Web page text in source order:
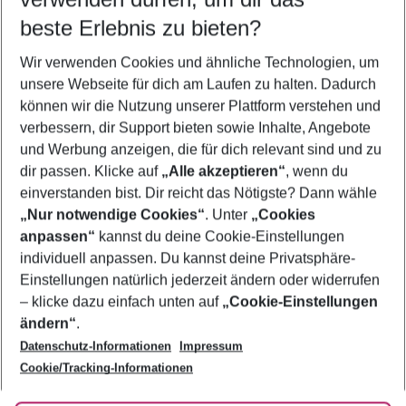
5-8 Nächte
2 Erwachsene Keine Kinder
Mehr Filter anzeigen
Footer
Footer navigation
Über uns
AGB
Bestpreisgarantie
Cookie-Einstellungen ändern
Cookie-Richtlinie
Agenturbetreuung
Barrierefreies Reisen
Folge uns
beste Erlebnis zu bieten?
Wir verwenden Cookies und ähnliche Technologien, um
unsere Webseite für dich am Laufen zu halten. Dadurch
können wir die Nutzung unserer Plattform verstehen und
verbessern, dir Support bieten sowie Inhalte, Angebote
und Werbung anzeigen, die für dich relevant sind und zu
dir passen. Klicke auf „Alle akzeptieren“, wenn du
einverstanden bist. Dir reicht das Nötigste? Dann wähle
„Nur notwendige Cookies“. Unter „Cookies
anpassen“ kannst du deine Cookie-Einstellungen
individuell anpassen. Du kannst deine Privatsphäre-
Einstellungen natürlich jederzeit ändern oder widerrufen
– klicke dazu einfach unten auf „Cookie-Einstellungen
ändern“.
Datenschutz-Informationen
Impressum
Cookie/Tracking-Informationen